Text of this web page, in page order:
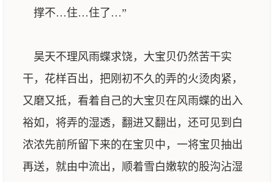
撑不…住…住了…”
昊天不理风雨蝶求饶，大宝贝仍然苦干实
干，花样百出，把刚初不久的弄的火烫肉紧，
又磨又抵，看着自己的大宝贝在风雨蝶的出入
裕如，将弄的湿透，翻进又翻出，还可见到白
浓浓先前所留下来的在宝贝中，一将宝贝抽出
再送，就由中流出，顺着雪白嫩软的股沟沾湿